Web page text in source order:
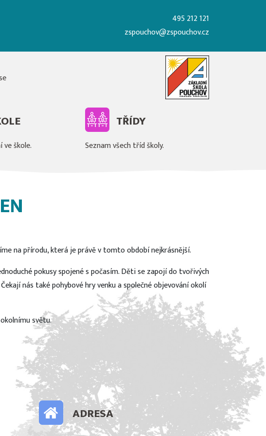
495 212 121
zspouchov@zspouchov.cz
škole.
TŘÍDY
Seznam všech tříd školy.
na přírodu, která je právě v tomto období nejkrásnější.
pokusy spojené s počasím. Děti se zapojí do tvořivých
nás také pohybové hry venku a společné objevování okolí
světu.
ADRESA